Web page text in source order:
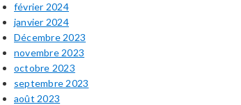
février 2024
janvier 2024
Décembre 2023
novembre 2023
octobre 2023
septembre 2023
août 2023